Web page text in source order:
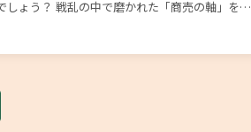
しょう？ 戦乱の中で磨かれた「商売の軸」を…